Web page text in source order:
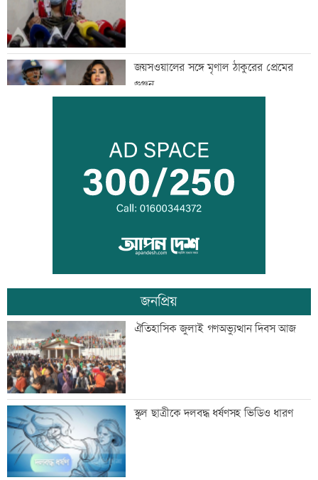
জয়সওয়ালের সঙ্গে মৃণাল ঠাকুরের প্রেমের
গুঞ্জন
ইউএনওদের মানুষের কল্যাণে কাজ করার
আহবান প্রধানমন্ত্রীর
কালীগঞ্জে ৩ মাদকসেবীকে কারাদণ্ড
স্বেচ্ছাসেবী ফোরামের মাসব্যাপী আবৃত্তি
চিত্রাঙ্কন প্রতিযোগিতা
শাক ধুতে গিয়ে গৃহবধূর মৃত্যু
জনপ্রিয়
ঐতিহাসিক জুলাই গণঅভ্যুত্থান দিবস আজ
স্কুল ছাত্রীকে দলবদ্ধ ধর্ষণসহ ভিডিও ধারণ